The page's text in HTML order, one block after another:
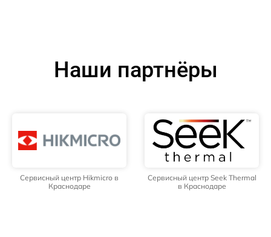
Наши партнёры
Сервисный центр Hikmicro в
Краснодаре
Сервисный центр Seek Thermal
в Краснодаре